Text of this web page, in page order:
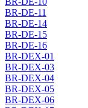
BR-DE-11
BR-DE-14
BR-DE-15
BR-DE-16
BR-DEX-01
BR-DEX-03
BR-DEX-04
BR-DEX-05
BR-DEX-06